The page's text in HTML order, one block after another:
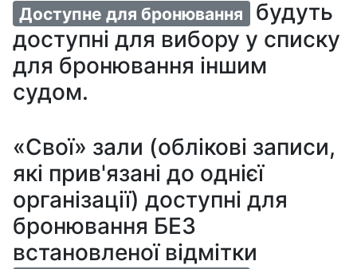
Доступне для бронювання будуть
доступні для вибору у списку
для бронювання іншим
судом.
«Свої» зали (облікові записи,
які прив'язані до однієї
організації) доступні для
бронювання БЕЗ
встановленої відмітки